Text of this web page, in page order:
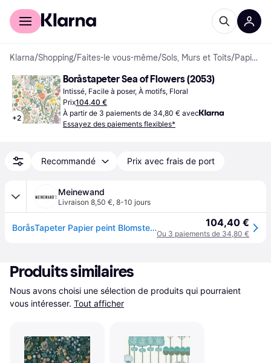
Acheter avec Klarna
Klarna/Shopping/Faites-le vous-même/Sols, Murs et Toits/ Papiers peints
+2
Boråstapeter Sea of ​​Flowers (2053)
Intissé, Facile à poser, À motifs, Floral
Prix104,40 €
À partir de 3 paiements de 34,80 € avec
Essayez des paiements flexibles*
Recommandé Prix avec frais de port
Meinewand
Livraison 8,50 €, 8-10 jours
BoråsTapeter Papier peint Blomsterhav - 2053 - multicolore/blanc 104,40 €
Ou 3 paiements de 34,80 €
Produits similaires
Nous avons choisi une sélection de produits qui pourraient
vous intéresser. Tout afficher